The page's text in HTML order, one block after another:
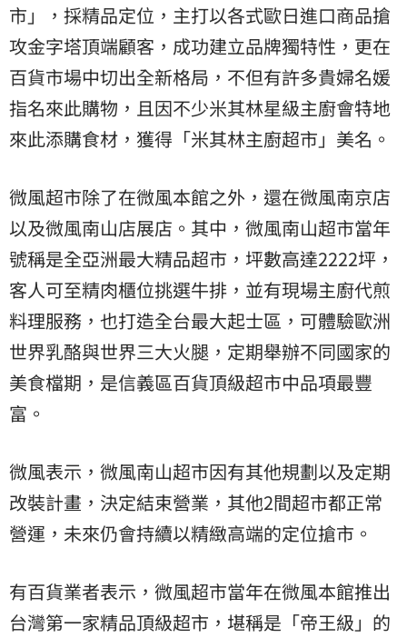
市」，採精品定位，主打以各式歐日進口商品搶
攻金字塔頂端顧客，成功建立品牌獨特性，更在
百貨市場中切出全新格局，不但有許多貴婦名媛
指名來此購物，且因不少米其林星級主廚會特地
來此添購食材，獲得「米其林主廚超市」美名。
微風超市除了在微風本館之外，還在微風南京店
以及微風南山店展店。其中，微風南山超市當年
號稱是全亞洲最大精品超市，坪數高達2222坪，
客人可至精肉櫃位挑選牛排，並有現場主廚代煎
料理服務，也打造全台最大起士區，可體驗歐洲
世界乳酪與世界三大火腿，定期舉辦不同國家的
美食檔期，是信義區百貨頂級超市中品項最豐
富。
微風表示，微風南山超市因有其他規劃以及定期
改裝計畫，決定結束營業，其他2間超市都正常
營運，未來仍會持續以精緻高端的定位搶市。
有百貨業者表示，微風超市當年在微風本館推出
台灣第一家精品頂級超市，堪稱是「帝王級」的